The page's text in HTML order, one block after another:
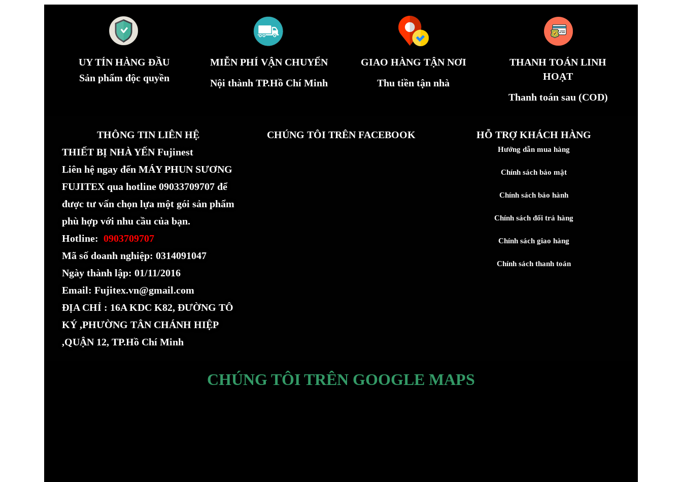
UY TÍN HÀNG ĐẦU
Sản phẩm độc quyền
MIỄN PHÍ VẬN CHUYỂN
Nội thành TP.Hồ Chí Minh
GIAO HÀNG TẬN NƠI
Thu tiền tận nhà
THANH TOÁN LINH
HOẠT
Thanh toán sau (COD)
THÔNG TIN LIÊN HỆ
THIẾT BỊ NHÀ YẾN Fujinest
Liên hệ ngay đến MÁY PHUN SƯƠNG
FUJITEX qua hotline 09033709707 để
được tư vấn chọn lựa một gói sản phẩm
phù hợp với nhu cầu của bạn.
Hotline: 0903709707
Mã số doanh nghiệp: 0314091047
Ngày thành lập: 01/11/2016
Email: Fujitex.vn@gmail.com
ĐỊA CHỈ : 16A KDC K82, ĐƯỜNG TÔ
KÝ ,PHƯỜNG TÂN CHÁNH HIỆP
,QUẬN 12, TP.Hồ Chí Minh
CHÚNG TÔI TRÊN FACEBOOK HỖ TRỢ KHÁCH HÀNG
Hướng dẫn mua hàng
Chính sách bảo mật
Chính sách bảo hành
Chính sách đổi trả hàng
Chính sách giao hàng
Chính sách thanh toán
CHÚNG TÔI TRÊN GOOGLE MAPS